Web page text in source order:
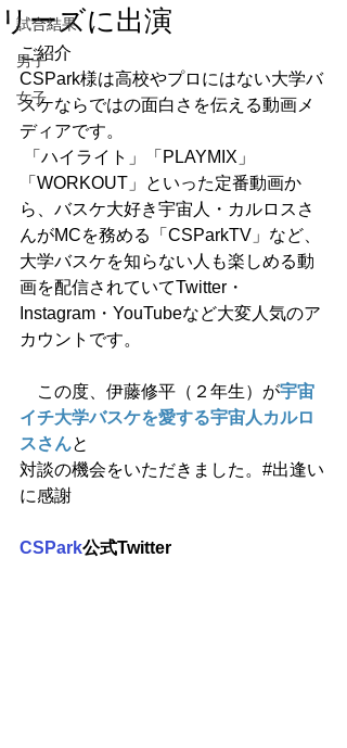
試合結果
男子
女子
リーズに出演
ご紹介
CSPark様は高校やプロにはない大学バ
スケならではの面白さを伝える動画メ
ディアです。
「WORKOUT」といった定番動画か
ら、バスケ大好き宇宙人・カルロスさ
んがMCを務める「CSParkTV」など、
大学バスケを知らない人も楽しめる動
画を配信されていてTwitter・
Instagram・YouTubeなど大変人気のア
カウントです。
この度、伊藤修平（２年生）が宇宙
イチ大学バスケを愛する宇宙人カルロ
スさんと
対談の機会をいただきました。#出逢い
に感謝
CSPark公式Twitter